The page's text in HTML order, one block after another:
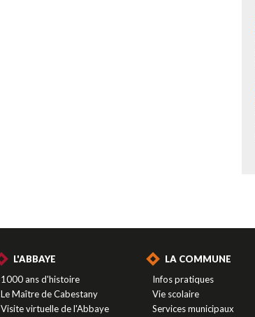
L'ABBAYE
1000 ans d'histoire
Le Maître de Cabestany
Visite virtuelle de l'Abbaye
LA COMMUNE
Infos pratiques
Vie scolaire
Services municipaux